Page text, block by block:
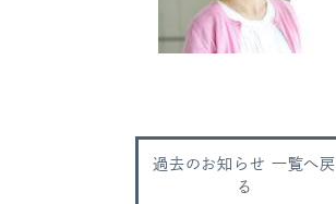
過去のお知らせ 一覧へ戻
る